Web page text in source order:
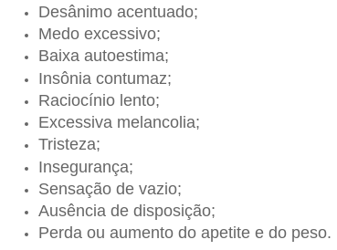
Desânimo acentuado;
Medo excessivo;
Baixa autoestima;
Insônia contumaz;
Raciocínio lento;
Excessiva melancolia;
Tristeza;
Insegurança;
Sensação de vazio;
Ausência de disposição;
Perda ou aumento do apetite e do peso.